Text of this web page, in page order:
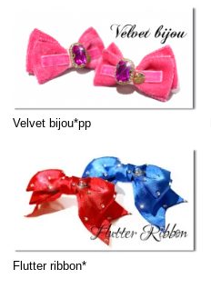
Velvet bijou*pp
Flutter ribbon*